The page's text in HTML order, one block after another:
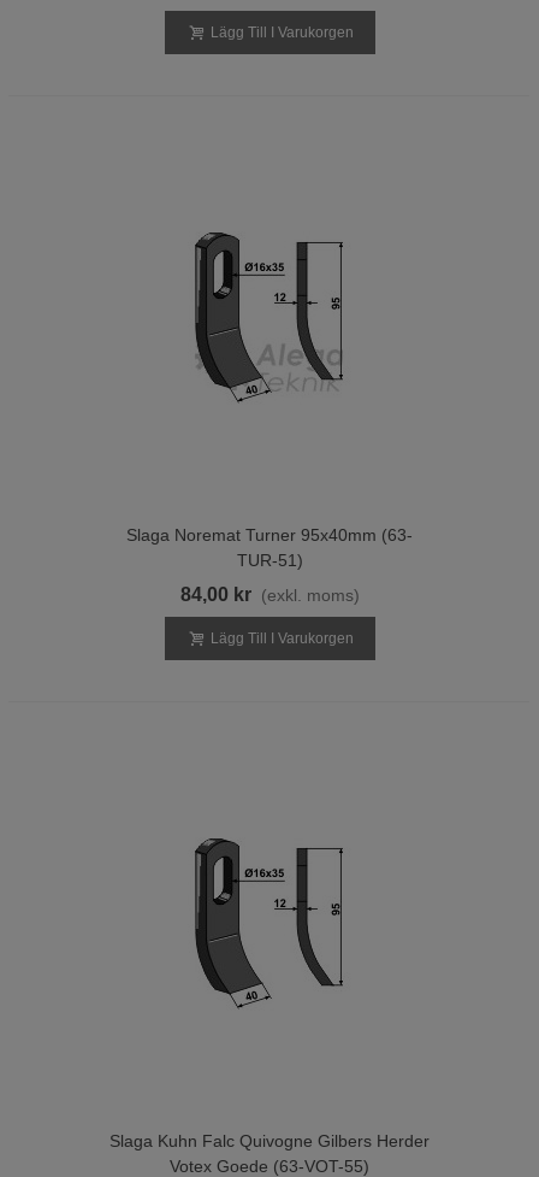
Lägg Till I Varukorgen
Slaga Noremat Turner 95x40mm (63-
TUR-51)
84,00 kr (exkl. moms)
Lägg Till I Varukorgen
Slaga Kuhn Falc Quivogne Gilbers Herder
Votex Goede (63-VOT-55)